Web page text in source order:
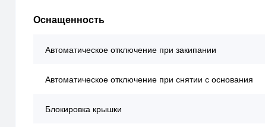
Оснащенность
Автоматическое отключение при закипании
Автоматическое отключение при снятии с основания
Блокировка крышки